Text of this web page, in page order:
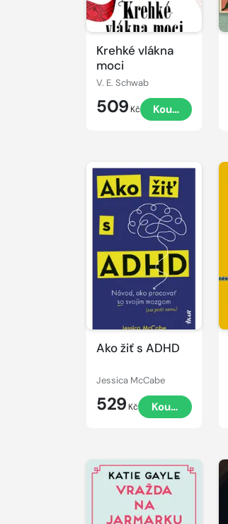
Krehké vlákna
moci
V. E. Schwab
509 Kč Koupit
Ako žiť s ADHD
Jessica McCabe
529 Kč Koupit